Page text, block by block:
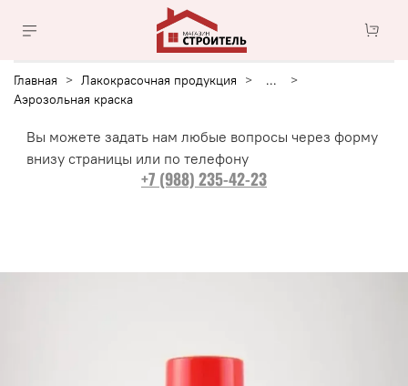
Главная Лакокрасочная продукция
...
Аэрозольная краска
Вы можете задать нам любые вопросы через форму
внизу страницы или по телефону
+7 (988) 235-42-23